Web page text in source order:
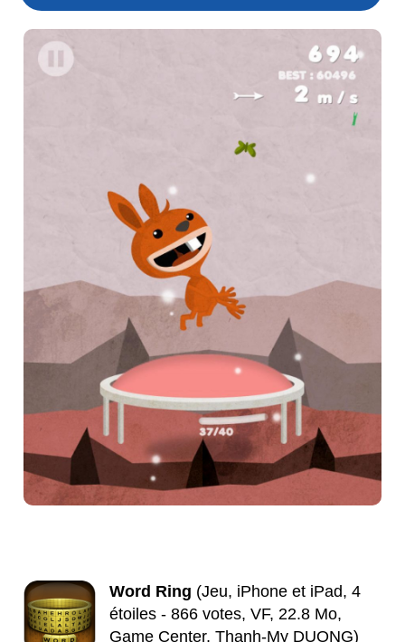
Word Ring (Jeu, iPhone et iPad, 4
étoiles - 866 votes, VF, 22.8 Mo,
Game Center, Thanh-My DUONG)